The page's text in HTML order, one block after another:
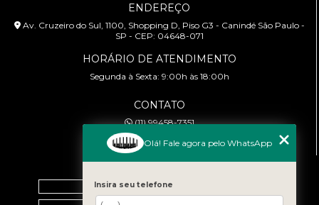
ENDEREÇO
Av. Cruzeiro do Sul, 1100, Shopping D, Piso G3 - Canindé São Paulo -
SP - CEP: 04648-071
HORÁRIO DE ATENDIMENTO
Segunda à Sexta: 9:00h às 18:00h
CONTATO
(11) 99458-7351
cursoabtrans@gmail.com
Home
Olá! Fale agora pelo WhatsApp
Insira seu telefone